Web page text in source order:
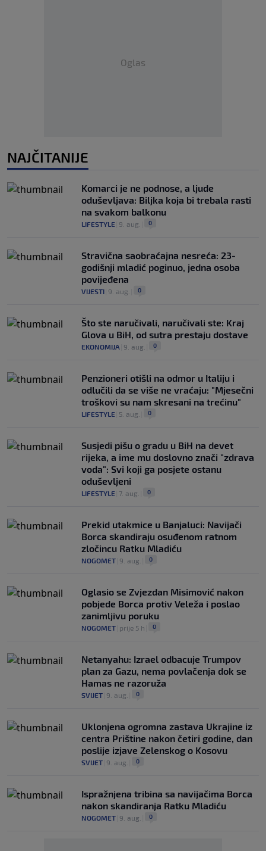
Oglas
NAJČITANIJE
Komarci je ne podnose, a ljude
oduševljava: Biljka koja bi trebala rasti
na svakom balkonu
LIFESTYLE 9. aug. 0
Stravična saobraćajna nesreća: 23-
godišnji mladić poginuo, jedna osoba
povijeđena
VIJESTI 9. aug. 0
Što ste naručivali, naručivali ste: Kraj
Glova u BiH, od sutra prestaju dostave
EKONOMIJA 9. aug. 0
Penzioneri otišli na odmor u Italiju i
odlučili da se više ne vraćaju: "Mjesečni
troškovi su nam skresani na trećinu"
LIFESTYLE 5. aug. 0
Susjedi pišu o gradu u BiH na devet
rijeka, a ime mu doslovno znači "zdrava
voda": Svi koji ga posjete ostanu
oduševljeni
LIFESTYLE 7. aug. 0
Prekid utakmice u Banjaluci: Navijači
Borca skandiraju osuđenom ratnom
zločincu Ratku Mladiću
NOGOMET 9. aug. 0
Oglasio se Zvjezdan Misimović nakon
pobjede Borca protiv Veleža i poslao
zanimljivu poruku
NOGOMET prije 5 h 0
Netanyahu: Izrael odbacuje Trumpov
plan za Gazu, nema povlačenja dok se
Hamas ne razoruža
SVIJET 9. aug. 0
Uklonjena ogromna zastava Ukrajine iz
centra Prištine nakon četiri godine, dan
poslije izjave Zelenskog o Kosovu
SVIJET 9. aug. 0
Ispražnjena tribina sa navijačima Borca
nakon skandiranja Ratku Mladiću
NOGOMET 9. aug. 0